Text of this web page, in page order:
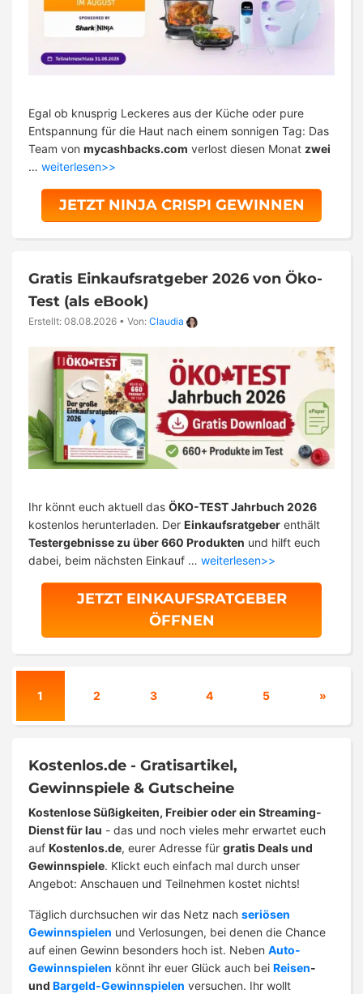
Egal ob knusprig Leckeres aus der Küche oder pure
Entspannung für die Haut nach einem sonnigen Tag: Das
Team von mycashbacks.com verlost diesen Monat zwei
… weiterlesen>>
JETZT NINJA CRISPI GEWINNEN
Gratis Einkaufsratgeber 2026 von Öko-
Test (als eBook)
Erstellt: 08.08.2026 • Von: Claudia
Ihr könnt euch aktuell das ÖKO-TEST Jahrbuch 2026
kostenlos herunterladen. Der Einkaufsratgeber enthält
Testergebnisse zu über 660 Produkten und hilft euch
dabei, beim nächsten Einkauf … weiterlesen>>
JETZT EINKAUFSRATGEBER
ÖFFNEN
1 2 3 4 5 »
Kostenlos.de - Gratisartikel,
Gewinnspiele & Gutscheine
Kostenlose Süßigkeiten, Freibier oder ein Streaming-
Dienst für lau - das und noch vieles mehr erwartet euch
auf Kostenlos.de, eurer Adresse für gratis Deals und
Gewinnspiele. Klickt euch einfach mal durch unser
Angebot: Anschauen und Teilnehmen kostet nichts!
Täglich durchsuchen wir das Netz nach seriösen
Gewinnspielen und Verlosungen, bei denen die Chance
auf einen Gewinn besonders hoch ist. Neben Auto-
Gewinnspielen könnt ihr euer Glück auch bei Reisen-
und Bargeld-Gewinnspielen versuchen. Ihr wollt